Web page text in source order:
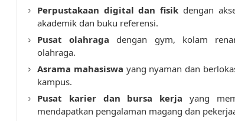
Perpustakaan digital dan fisik dengan
akademik dan buku referensi.
Pusat olahraga dengan gym, kolam
olahraga.
Asrama mahasiswa yang nyaman dan
kampus.
Pusat karier dan bursa kerja yang
mendapatkan pengalaman magang dan